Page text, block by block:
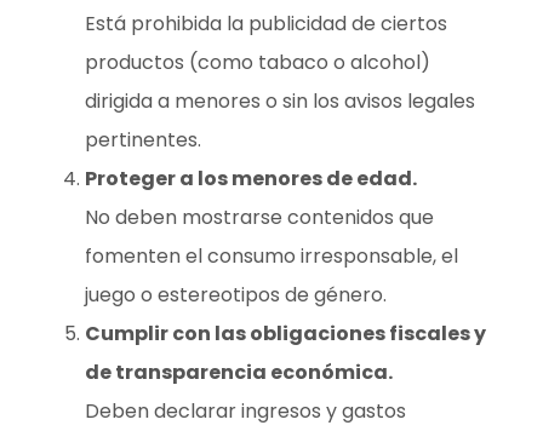
Está prohibida la publicidad de ciertos
productos (como tabaco o alcohol)
dirigida a menores o sin los avisos legales
pertinentes.
Proteger a los menores de edad.
No deben mostrarse contenidos que
fomenten el consumo irresponsable, el
juego o estereotipos de género.
Cumplir con las obligaciones fiscales y
de transparencia económica.
Deben declarar ingresos y gastos